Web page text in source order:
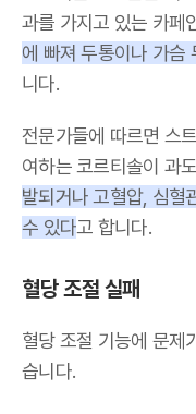
과를 가지고 있는 카페
에 빠져 두통이나 가슴
니다.
전문가들에 따르면 스
여하는 코르티솔이 과
발되거나 고혈압, 심혈
수 있다고 합니다.
혈당 조절 실패
혈당 조절 기능에 문제
습니다.